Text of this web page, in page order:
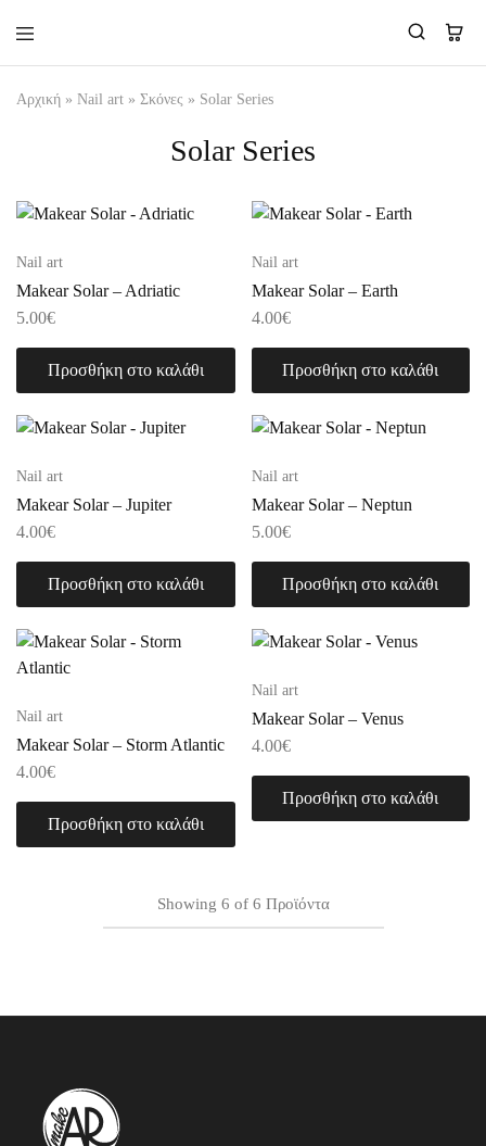
Makear-
Αρχική » Nail art » Σκόνες » Solar Series
Solar Series
Nail art
Makear Solar – Adriatic
5.00€
Προσθήκη στο καλάθι
Nail art
Makear Solar – Earth
4.00€
Προσθήκη στο καλάθι
Nail art
Makear Solar – Jupiter
4.00€
Προσθήκη στο καλάθι
Nail art
Makear Solar – Neptun
5.00€
Προσθήκη στο καλάθι
Nail art
Makear Solar – Storm Atlantic
4.00€
Προσθήκη στο καλάθι
Nail art
Makear Solar – Venus
4.00€
Προσθήκη στο καλάθι
Showing 6 of 6 Προϊόντα